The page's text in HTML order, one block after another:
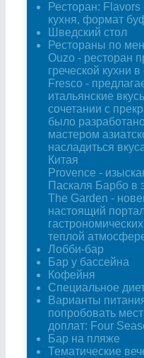
Ресторан:
кухня, формат
Шведский стол
Рестораны по
Ouzo - ресторан
греческой кухни
Fresco -
итальянские
сочетании с
было
мастером
насладиться
Китая
Provence -
Паскаля Барбо в
The Garden -
настоящий
теплой
Лобби-бар
Бар у бассейна
Кофейня
Специальное
Варианты
попробовать
доплат: Four
Бар на пляже
Тематические